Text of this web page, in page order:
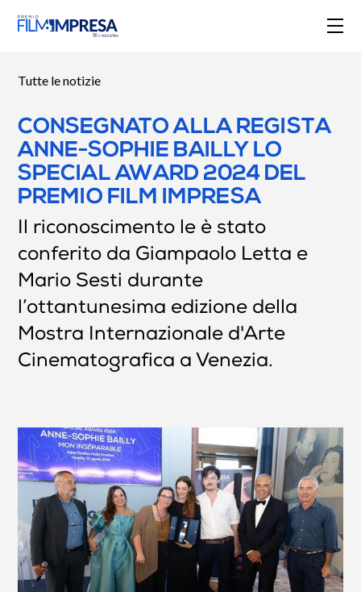
Tutte le notizie
CONSEGNATO ALLA REGISTA
ANNE-SOPHIE BAILLY LO
SPECIAL AWARD 2024 DEL
PREMIO FILM IMPRESA
Il riconoscimento le è stato
conferito da Giampaolo Letta e
Mario Sesti durante
l’ottantunesima edizione della
Mostra Internazionale d'Arte
Cinematografica a Venezia.